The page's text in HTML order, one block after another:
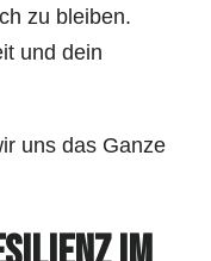
zu bleiben.
und dein
uns das Ganze